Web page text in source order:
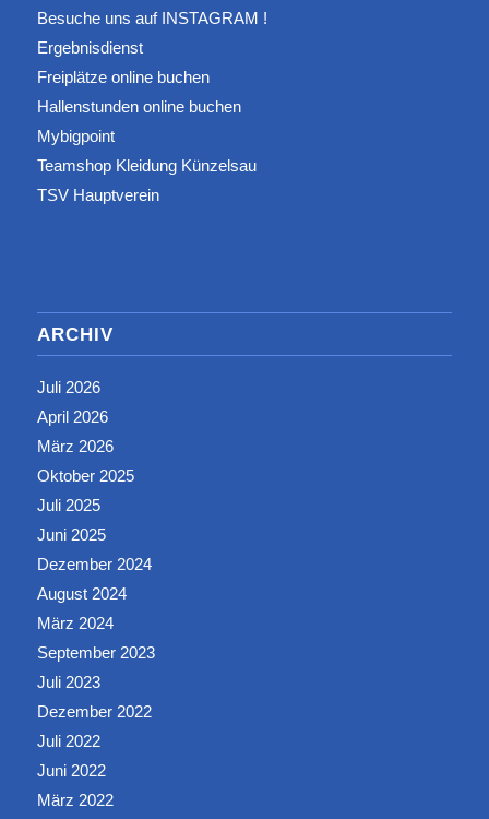
Besuche uns auf INSTAGRAM !
Ergebnisdienst
Freiplätze online buchen
Hallenstunden online buchen
Mybigpoint
Teamshop Kleidung Künzelsau
TSV Hauptverein
ARCHIV
Juli 2026
April 2026
März 2026
Oktober 2025
Juli 2025
Juni 2025
Dezember 2024
August 2024
März 2024
September 2023
Juli 2023
Dezember 2022
Juli 2022
Juni 2022
März 2022